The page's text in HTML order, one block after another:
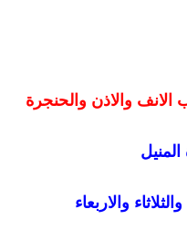
والاذن والحنجرة
والاربعاء